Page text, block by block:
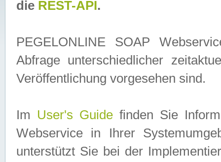
die REST-API.
PEGELONLINE SOAP
Abfrage unterschiedlicher
Veröffentlichung vorgesehen sind.
Im User's Guidefinden Sie
Webservice in Ihrer
unterstützt Sie bei der